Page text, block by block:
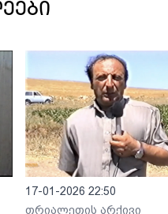
17-01-2026 22:50
თრიალეთის არქივი